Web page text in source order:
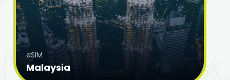
eSIM
Malaysia